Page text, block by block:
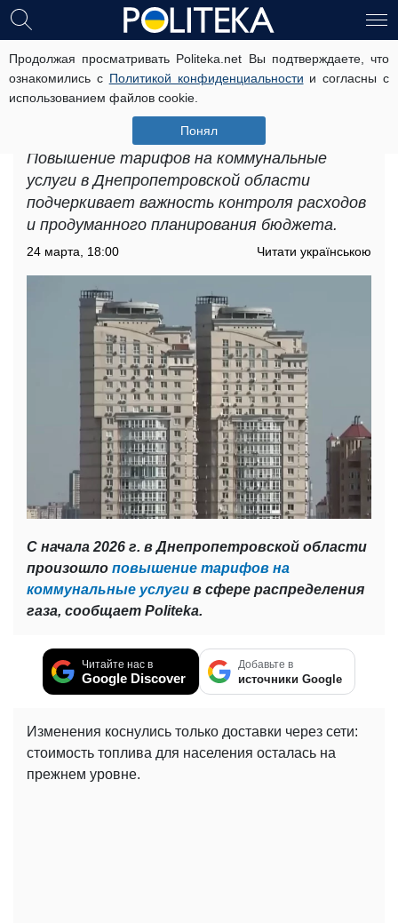
Продолжая просматривать Politeka.net Вы подтверждаете, что
ознакомились с Политикой конфиденциальности и согласны с
использованием файлов cookie.
Понял
Повышение тарифов на
коммунальные услуги в
Днепропетровской области: какие
цены установлены для жителей
Повышение тарифов на коммунальные
услуги в Днепропетровской области
подчеркивает важность контроля расходов
и продуманного планирования бюджета.
24 марта, 18:00 Читати українською
С начала 2026 г. в Днепропетровской области
произошло повышение тарифов на
коммунальные услуги в сфере распределения
газа, сообщает Politeka.
Читайте нас в
Google Discover
Добавьте в
источники Google
Изменения коснулись только доставки через сети:
стоимость топлива для населения осталась на
прежнем уровне.